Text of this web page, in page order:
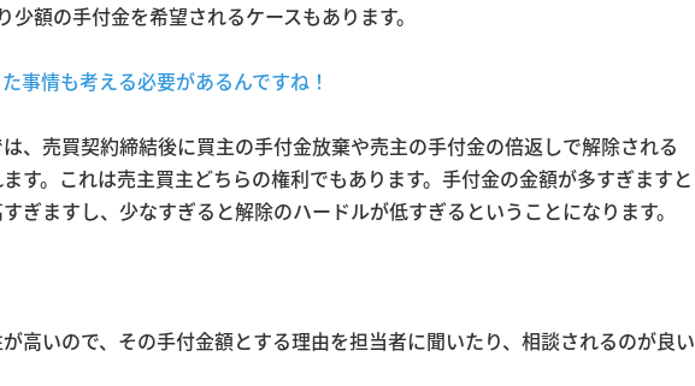
少額の手付金を希望されるケースもあります。
事情も考える必要があるんですね！
、売買契約締結後に買主の手付金放棄や売主の手付金の倍返しで解除される
す。これは売主買主どちらの権利でもあります。手付金の金額が多すぎますと
ぎますし、少なすぎると解除のハードルが低すぎるということになります。
高いので、その手付金額とする理由を担当者に聞いたり、相談されるのが良い